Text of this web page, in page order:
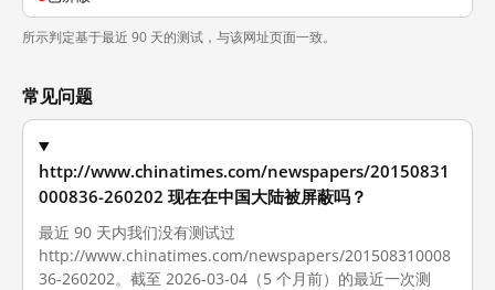
所示判定基于最近 90 天的测试，与该网址页面一致。
常见问题
http://www.chinatimes.com/newspapers/20150831
000836-260202 现在在中国大陆被屏蔽吗？
最近 90 天内我们没有测试过
http://www.chinatimes.com/newspapers/201508310008
36-260202。截至 2026-03-04（5 个月前）的最近一次测